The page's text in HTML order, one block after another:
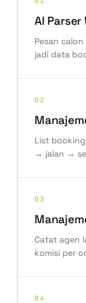
AI
Pesan
jadi data
02
List
→ jalan →
03
Catat agen
komisi per
04